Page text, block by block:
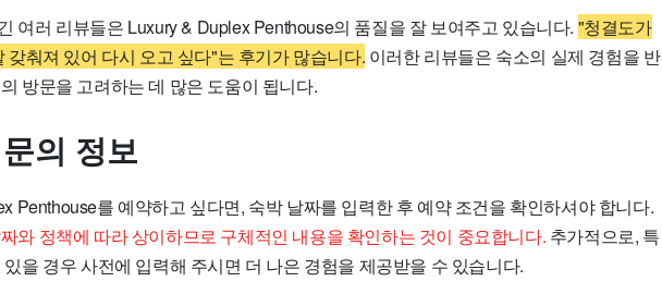
여러 리뷰들은 Luxury & Duplex Penthouse의 품질을 잘 보여주고 있습니다. "청결도가
갖춰져 있어 다시 오고 싶다"는 후기가 많습니다. 이러한 리뷰들은 숙소의 실제 경험을 반
방문을 고려하는 데 많은 도움이 됩니다.
의 정보
Penthouse를 예약하고 싶다면, 숙박 날짜를 입력한 후 예약 조건을 확인하셔야 합니다.
와 정책에 따라 상이하므로 구체적인 내용을 확인하는 것이 중요합니다. 추가적으로, 특
을 경우 사전에 입력해 주시면 더 나은 경험을 제공받을 수 있습니다.